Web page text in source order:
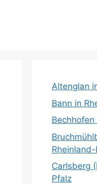
Altenglan
Bann in
Carlsberg
Pfalz